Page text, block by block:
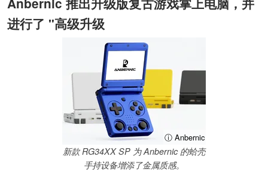
进行了 "高级升级
ⓘ Anbernic
新款 RG34XX SP 为 Anbernic 的蛤壳
手持设备增添了金属质感。